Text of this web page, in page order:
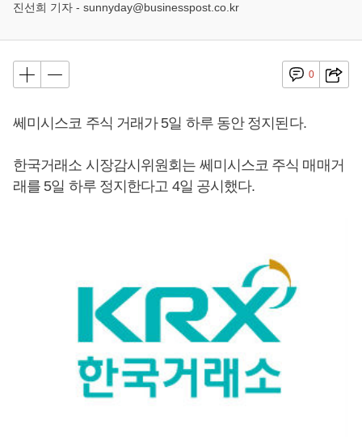
진선희 기자 - sunnyday@businesspost.co.kr
0
쎄미시스코 주식 거래가 5일 하루 동안 정지된다.
한국거래소 시장감시위원회는 쎄미시스코 주식 매매거
래를 5일 하루 정지한다고 4일 공시했다.